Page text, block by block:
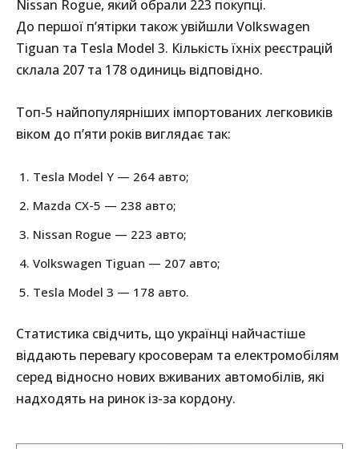
Nissan Rogue, який обрали 223 покупці.
До першої п’ятірки також увійшли Volkswagen
Tiguan та Tesla Model 3. Кількість їхніх реєстрацій
склала 207 та 178 одиниць відповідно.
Топ-5 найпопулярніших імпортованих легковиків
віком до п’яти років виглядає так:
Tesla Model Y — 264 авто;
Mazda CX-5 — 238 авто;
Nissan Rogue — 223 авто;
Volkswagen Tiguan — 207 авто;
Tesla Model 3 — 178 авто.
Статистика свідчить, що українці найчастіше
віддають перевагу кросоверам та електромобілям
серед відносно нових вживаних автомобілів, які
надходять на ринок із-за кордону.